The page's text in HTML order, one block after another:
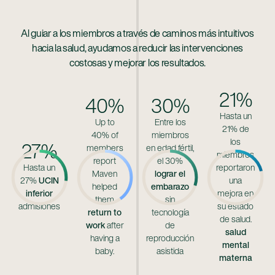
Al guiar a los miembros a través de caminos más intuitivos
hacia la salud, ayudamos a reducir las intervenciones
costosas y mejorar los resultados.
27%
Hasta un
27% UCIN
inferior
admisiones
40%
Up to
40% of
members
report
Maven
helped
them
return to
workafter
having a
baby.
30%
Entre los
miembros
en edad fértil,
el 30%
lograr el
embarazo
sin
tecnología
de
reproducción
asistida
21%
Hasta un
21% de
los
miembros
reportaron
una
mejora en
su estado
de salud.
salud
mental
materna